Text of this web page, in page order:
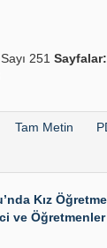
251 Sayfalar:
Tam Metin
Kız
ve